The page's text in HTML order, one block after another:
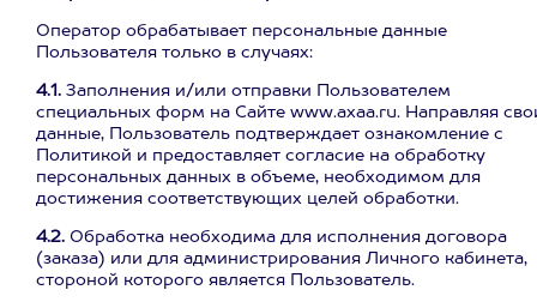
Оператор обрабатывает персональные данные
Пользователя только в случаях:
4.1. Заполнения и/или отправки Пользователем
специальных форм на Сайте www.axaa.ru. Направляя
данные, Пользователь подтверждает ознакомление с
Политикой и предоставляет согласие на обработку
персональных данных в объеме, необходимом для
достижения соответствующих целей обработки.
4.2. Обработка необходима для исполнения договора
(заказа) или для администрирования Личного кабинета,
стороной которого является Пользователь.